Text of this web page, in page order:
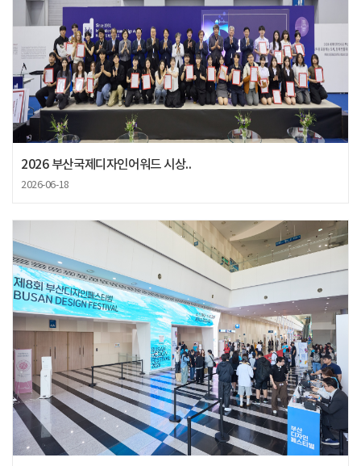
2026 부산국제디자인어워드 시상..
2026-06-18